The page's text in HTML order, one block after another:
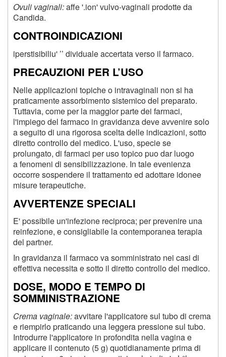
Ovuli vaginali:affe '.ion' vulvo-vaginali prodotte da
Candida.
CONTROINDICAZIONI
iperstisibiliu' ’’ dividuale accertata verso il farmaco.
PRECAUZIONI PER L’USO
Nelle applicazioni topiche o intravaginali non si ha
praticamente assorbimento sistemico del preparato.
Tuttavia, come per la maggior parte dei farmaci,
l'impiego del farmaco in gravidanza deve avvenire solo
a seguito di una rigorosa scelta delle indicazioni, sotto
diretto controllo del medico. L'uso, specie se
prolungato, di farmaci per uso topico puo dar luogo
a fenomeni di sensibilizzazione. In tale evenienza
occorre sospendere il trattamento ed adottare idonee
misure terapeutiche.
AVVERTENZE SPECIALI
E' possibile un'infezione reciproca; per prevenire una
reinfezione, e consigliabile la contemporanea terapia
del partner.
In gravidanza il farmaco va somministrato nei casi di
effettiva necessita e sotto il diretto controllo del medico.
DOSE, MODO E TEMPO DI
SOMMINISTRAZIONE
Crema vaginale:avvitare l'applicatore sul tubo di crema
e riempirlo praticando una leggera pressione sul tubo.
Introdurre l'applicatore in profondita nella vagina e
applicare il contenuto (5 g) quotidianamente prima di